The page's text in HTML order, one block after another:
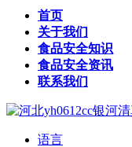
首页
关于我们
食品安全知识
食品安全资讯
联系我们
语言